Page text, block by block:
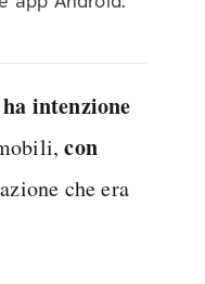
intenzione
con
che era